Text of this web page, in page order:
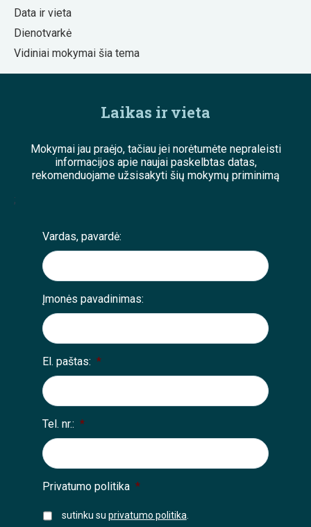
Data ir vieta
Dienotvarkė
Vidiniai mokymai šia tema
Laikas ir vieta
Mokymai jau praėjo, tačiau jei norėtumėte nepraleisti
informacijos apie naujai paskelbtas datas,
rekomenduojame užsisakyti šių mokymų priminimą
;
Vardas, pavardė:
Įmonės pavadinimas:
El. paštas: *
Tel. nr.: *
Privatumo politika *
sutinku su privatumo politika